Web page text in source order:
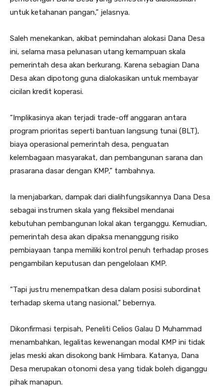
untuk ketahanan pangan,” jelasnya.
Saleh menekankan, akibat pemindahan alokasi Dana Desa
ini, selama masa pelunasan utang kemampuan skala
pemerintah desa akan berkurang. Karena sebagian Dana
Desa akan dipotong guna dialokasikan untuk membayar
cicilan kredit koperasi.
“Implikasinya akan terjadi trade-off anggaran antara
program prioritas seperti bantuan langsung tunai (BLT),
biaya operasional pemerintah desa, penguatan
kelembagaan masyarakat, dan pembangunan sarana dan
prasarana dasar dengan KMP,” tambahnya.
Ia menjabarkan, dampak dari dialihfungsikannya Dana Desa
sebagai instrumen skala yang fleksibel mendanai
kebutuhan pembangunan lokal akan terganggu. Kemudian,
pemerintah desa akan dipaksa menanggung risiko
pembiayaan tanpa memiliki kontrol penuh terhadap proses
pengambilan keputusan dan pengelolaan KMP.
“Tapi justru menempatkan desa dalam posisi subordinat
terhadap skema utang nasional,” bebernya.
Dikonfirmasi terpisah, Peneliti Celios Galau D Muhammad
menambahkan, legalitas kewenangan modal KMP ini tidak
jelas meski akan disokong bank Himbara. Katanya, Dana
Desa merupakan otonomi desa yang tidak boleh diganggu
pihak manapun.